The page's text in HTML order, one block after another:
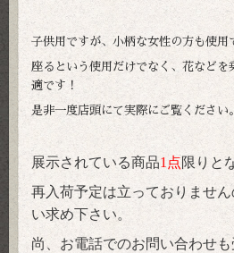
子供用ですが、小柄な女性の方も使用
座るという使用だけでなく、花などを
適です！
是非一度店頭にて実際にご覧ください。
展示されている商品1点限りと
再入荷予定は立っておりませ
い求め下さい。
尚、お電話でのお問い合わせ